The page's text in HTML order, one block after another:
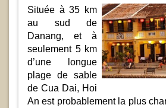
Située à 35 km
au sud de
Danang, et à
seulement 5 km
d’une longue
plage de sable
de Cua Dai, Hoi
An est probablement la plus